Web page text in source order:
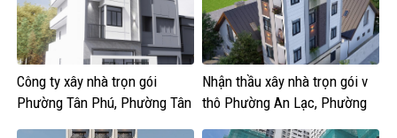
Công ty xây nhà trọn gói
Phường Tân Phú, Phường Tân
Nhận thầu xây nhà trọn gói v
thô Phường An Lạc, Phường